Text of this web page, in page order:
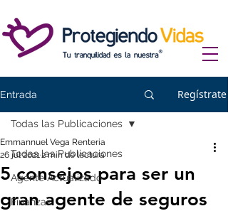
Entrada Regístrate
Todas las Publicaciones
Agente Actualizado
Finanzas
Todas las Publicaciones
5 consejos para ser un
gran agente de seguros
Emmannuel Vega Renteria
26 jul 20212 min de lectura